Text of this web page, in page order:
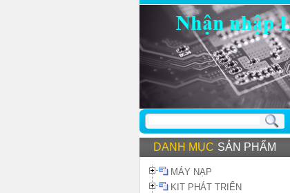
DANH MỤC SẢN PHẨM
MÁY NẠP
KIT PHÁT TRIỂN